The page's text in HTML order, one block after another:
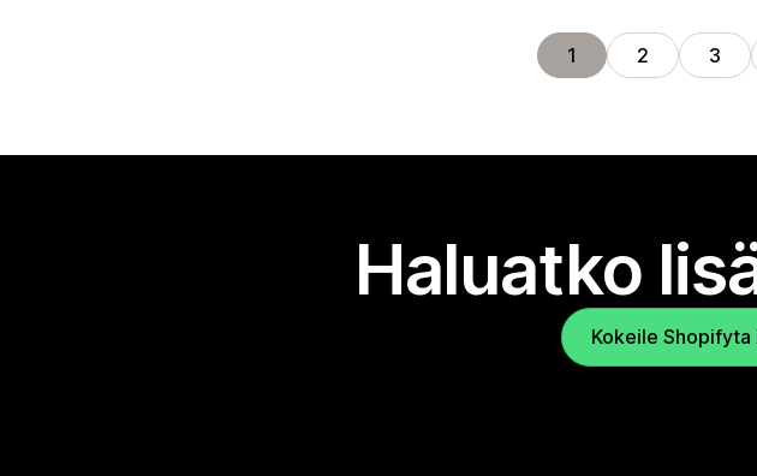
1 2 3
Haluatko
Kokeile Shopifyta